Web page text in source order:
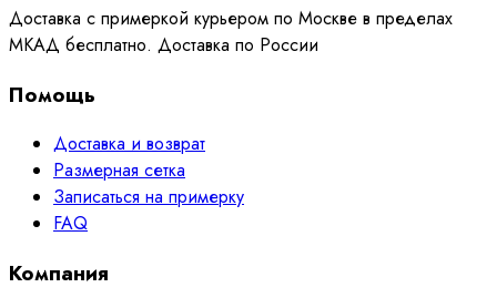
Доставка с примеркой курьером по Москве в пределах
МКАД бесплатно. Доставка по России
Помощь
Доставка и возврат
Размерная сетка
Записаться на примерку
FAQ
Компания